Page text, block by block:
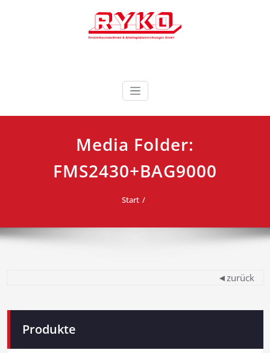
RYKO Deutschland
GmbH
Media Folder:
FMS2430+BAG9000
Start
◄zurück
Produkte